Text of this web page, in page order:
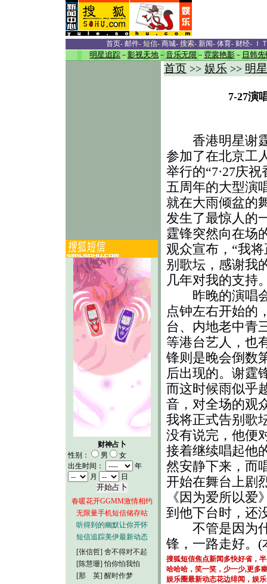
首页- 邮件- 短信- 商城- 搜索- 新闻- 体育- 财经- Ｉ
明星追踪 － 影视天地 － 音乐无限 － 霓裳艳影 － 日韩先
财神占卜
性别：
男
女
出生时间：
年
月
日
春暖花开GGMM激情相约
无限量手机短信储存站
听得到的幽默让你开怀
短信追踪美伊最新动态
[张信哲] 舍不得对不起
[陈慧珊] 怕你怕我怕
[那 英] 醒时作梦
首页 >> 娱乐 >> 明
7-27演
香港明星谢
参加了在北京工
举行的“7·27庆
五周年的大型演
就在大雨倾盆的
发生了最惊人的
霆锋突然向在场
观众宣布，“我
别歌坛，感谢我
几年对我的支持
昨晚的演唱
点钟左右开始的
台、内地老中青
等港台艺人，也
锋则是晚会倒数
后出现的。谢霆
而这时候雨似乎
音，对全场的观
我将正式告别歌
没有说完，他便
接着继续唱起他
然安静下来，而
开始在舞台上剧
《因为爱所以
到他下台时，还
不管是因为什
锋，一路走好。
搜狐短信焦点新闻多快好省，
哈哈哈，笑一笑，少一少,更多
娱乐圈最新动态花边绯闻，娱